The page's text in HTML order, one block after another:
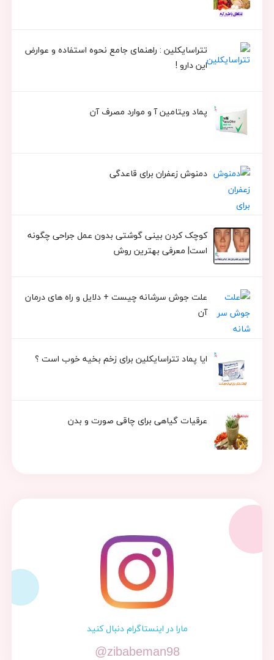
تتراسایکلین : راهنمای جامع نحوه استفاده و عوارض
این دارو !
پماد ویتامین آ و موارد مصرف آن
دمنوش زعفران برای قاعدگی
کوچک کردن بینی گوشتی بدون عمل جراحی چگونه
است| معرفی بهترین روش
علت جوش سرشانه چیست + دلایل و راه های درمان
آن
ایا پماد تتراسایکلین برای زخم بخیه خوب است ؟
عرقیات گیاهی برای چاقی صورت و بدن
مارا در اینستاگرام دنبال کنید
@zibabeman98